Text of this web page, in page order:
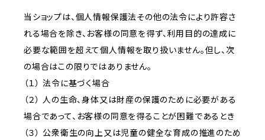
当ショップは、個人情報保護法その他の法令により許容さ
れる場合を除き、お客様の同意を得ず、利用目的の達成に
必要な範囲を超えて個人情報を取り扱いません。但し、次
の場合はこの限りではありません。
（１） 法令に基づく場合
（２） 人の生命、身体又は財産の保護のために必要がある
場合であって、お客様の同意を得ることが困難であるとき
（３） 公衆衛生の向上又は児童の健全な育成の推進のため